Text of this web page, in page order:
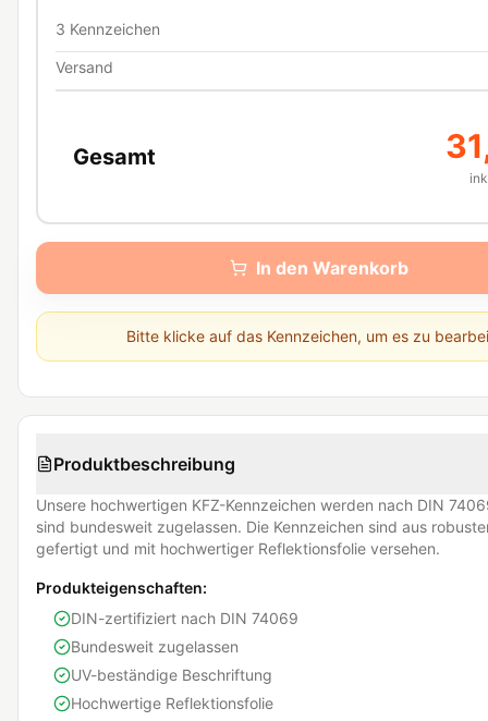
3 Kennzeichen
Versand
Gesamt
In den Warenkorb
Bitte klicke auf das Kennzeichen, um es zu
Produktbeschreibung
Unsere hochwertigen KFZ-Kennzeichen werden nach DIN
sind bundesweit zugelassen. Die Kennzeichen sind aus
gefertigt und mit hochwertiger Reflektionsfolie versehen.
Produkteigenschaften:
DIN-zertifiziert nach DIN 74069
Bundesweit zugelassen
UV-beständige Beschriftung
Hochwertige Reflektionsfolie